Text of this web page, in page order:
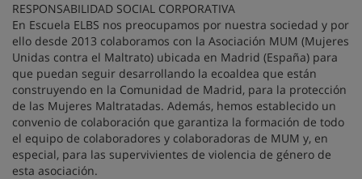
RESPONSABILIDAD SOCIAL CORPORATIVA
En Escuela ELBS nos preocupamos por nuestra sociedad y por
ello desde 2013 colaboramos con la Asociación MUM (Mujeres
Unidas contra el Maltrato) ubicada en Madrid (España) para
que puedan seguir desarrollando la ecoaldea que están
construyendo en la Comunidad de Madrid, para la protección
de las Mujeres Maltratadas. Además, hemos establecido un
convenio de colaboración que garantiza la formación de todo
el equipo de colaboradores y colaboradoras de MUM y, en
especial, para las supervivientes de violencia de género de
esta asociación.